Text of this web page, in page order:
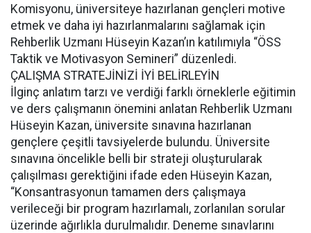
Komisyonu, üniversiteye hazırlanan gençleri motive
etmek ve daha iyi hazırlanmalarını sağlamak için
Rehberlik Uzmanı Hüseyin Kazan’ın katılımıyla “ÖSS
Taktik ve Motivasyon Semineri” düzenledi.
ÇALIŞMA STRATEJİNİZİ İYİ BELİRLEYİN
İlginç anlatım tarzı ve verdiği farklı örneklerle eğitimin
ve ders çalışmanın önemini anlatan Rehberlik Uzmanı
Hüseyin Kazan, üniversite sınavına hazırlanan
gençlere çeşitli tavsiyelerde bulundu. Üniversite
sınavına öncelikle belli bir strateji oluşturularak
çalışılması gerektiğini ifade eden Hüseyin Kazan,
“Konsantrasyonun tamamen ders çalışmaya
verileceği bir program hazırlamalı, zorlanılan sorular
üzerinde ağırlıkla durulmalıdır. Deneme sınavlarını